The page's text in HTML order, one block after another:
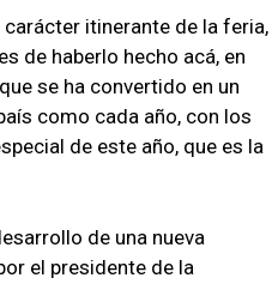
itinerante de la feria,
de haberlo hecho acá, en
se ha convertido en un
como cada año, con los
de este año, que es la
de una nueva
el presidente de la